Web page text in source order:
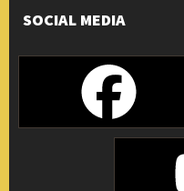
SOCIAL MEDIA